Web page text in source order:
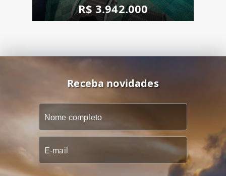
R$ 3.942.000
Receba novidades